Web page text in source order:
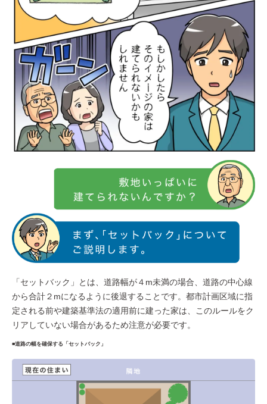
「セットバック」とは、道路幅が４m未満の場合、道路の中心線
から合計２mになるように後退することです。都市計画区域に指
定される前や建築基準法の適用前に建った家は、このルールをク
リアしていない場合があるため注意が必要です。
■道路の幅を確保する「セットバック」